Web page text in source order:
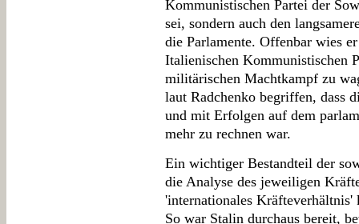
Kommunistischen Partei der
sei, sondern auch den
die Parlamente. Offenbar wies
Italienischen Kommunistischen
militärischen Machtkampf zu
laut Radchenko begriffen, dass
und mit Erfolgen auf dem
mehr zu rechnen war.
Ein wichtiger Bestandteil der
die Analyse des jeweiligen
'internationales
So war Stalin durchaus bereit,